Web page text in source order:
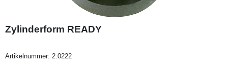
Zylinderform READY
Artikelnummer: 2.0222